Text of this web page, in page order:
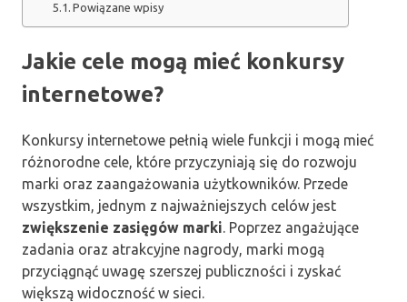
Powiązane wpisy
Jakie cele mogą mieć konkursy
internetowe?
Konkursy internetowe pełnią wiele funkcji i mogą mieć
różnorodne cele, które przyczyniają się do rozwoju
marki oraz zaangażowania użytkowników. Przede
wszystkim, jednym z najważniejszych celów jest
zwiększenie zasięgów marki. Poprzez angażujące
zadania oraz atrakcyjne nagrody, marki mogą
przyciągnąć uwagę szerszej publiczności i zyskać
większą widoczność w sieci.